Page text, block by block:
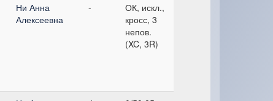
Ни Анна
Алексеевна
-
ОК, искл.,
кросс, 3
непов.
(XC, 3R)